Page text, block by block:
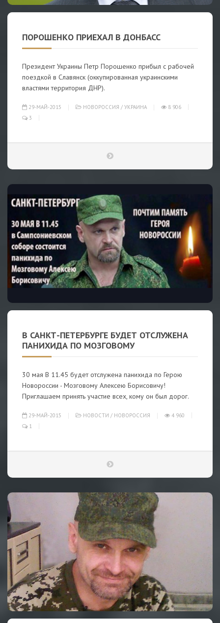
ПОРОШЕНКО ПРИЕХАЛ В ДОНБАСС
Президент Украины Петр Порошенко прибыл с рабочей
поездкой в Славянск (оккупированная украинскими
властями территория ДНР).
29-МАЙ-2015 НОВОРОССИЯ / УКРАИНА
8 906
3
В САНКТ-ПЕТЕРБУРГЕ БУДЕТ ОТСЛУЖЕНА
ПАНИХИДА ПО МОЗГОВОМУ
30 мая В 11.45 будет отслужена панихида по Герою
Новороссии - Мозговому Алексею Борисовичу!
Приглашаем принять участие всех, кому он был дорог.
29-МАЙ-2015 НОВОСТИ / НОВОРОССИЯ
4 960
1